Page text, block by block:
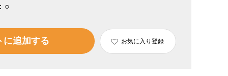
○
に追加する お気に入り登録